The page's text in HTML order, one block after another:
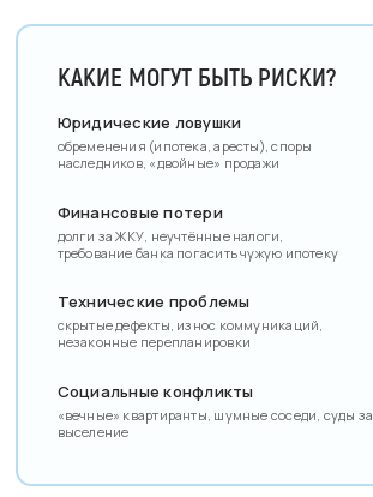
КАКИЕ МОГУТ БЫТЬ РИСКИ?
Юридические ловушки
обременения (ипотека, аресты), споры
наследников, «двойные» продажи
Финансовые потери
долги за ЖКУ, неучтённые налоги,
требование банка погасить чужую ипотеку
Технические проблемы
скрытые дефекты, износ коммуникаций,
незаконные перепланировки
Социальные конфликты
«вечные» квартиранты, шумные соседи, суды за
выселение